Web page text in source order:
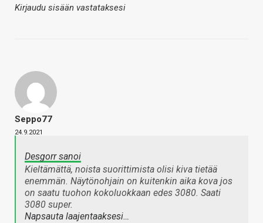
Kirjaudu sisään vastataksesi
Seppo77
24.9.2021
Desgorr sanoi
Kieltämättä, noista suorittimista olisi kiva tietää
enemmän. Näytönohjain on kuitenkin aika kova jos
on saatu tuohon kokoluokkaan edes 3080. Saati
3080 super.
Napsauta laajentaaksesi…